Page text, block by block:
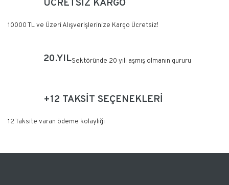
ÜCRETSİZ KARGO
10000 TL ve Üzeri Alışverişlerinize Kargo Ücretsiz!
20.YILSektöründe 20 yılı aşmış olmanın gururu
+12 TAKSİT SEÇENEKLERİ
12 Taksite varan ödeme kolaylığı